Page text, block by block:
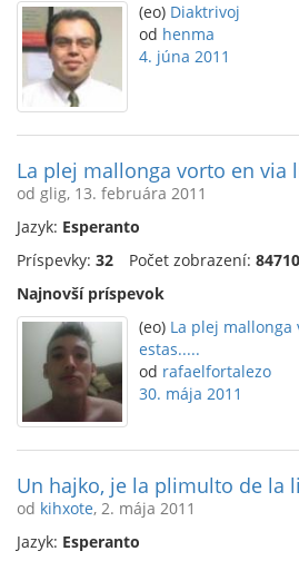
(eo) Diaktrivoj
od henma
4. júna 2011
La plej mallonga vorto en via
od glig, 13. februára 2011
Jazyk: Esperanto
Príspevky: 32 Počet zobrazení: 84710
Najnovší príspevok
(eo) La plej
estas.....
od rafaelfortalezo
30. mája 2011
Un hajko, je la plimulto de la
od kihxote, 2. mája 2011
Jazyk: Esperanto